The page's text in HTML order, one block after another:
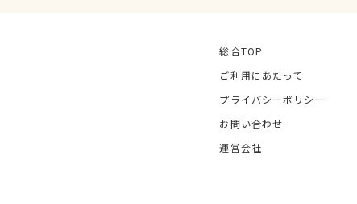
総合TOP
ご利用にあたって
プライバシーポリシー
お問い合わせ
運営会社